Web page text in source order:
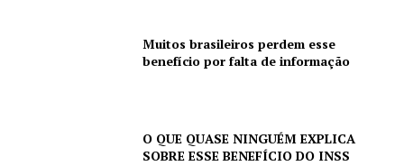
Muitos brasileiros perdem esse
benefício por falta de informação
O QUE QUASE NINGUÉM EXPLICA
SOBRE ESSE BENEFÍCIO DO INSS